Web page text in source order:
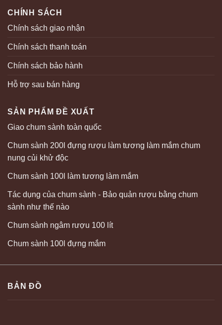
CHÍNH SÁCH
Chính sách giao nhận
Chính sách thanh toán
Chính sách bảo hành
Hỗ trợ sau bán hàng
SẢN PHẨM ĐỀ XUẤT
Giao chum sành toàn quốc
Chum sành 200l đựng rượu làm tương làm mắm chum
nung củi khử độc
Chum sành 100l làm tương làm mắm
Tác dụng của chum sành - Bảo quản rượu bằng chum
sành như thế nào
Chum sành ngâm rượu 100 lít
Chum sành 100l đựng mắm
BẢN ĐỒ